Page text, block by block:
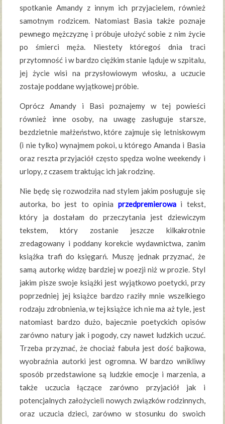
spotkanie Amandy z innym ich przyjacielem, również
samotnym rodzicem. Natomiast Basia także poznaje
pewnego mężczyznę i próbuje ułożyć sobie z nim życie
po śmierci męża. Niestety któregoś dnia traci
przytomność i w bardzo ciężkim stanie ląduje w szpitalu,
jej życie wisi na przysłowiowym włosku, a uczucie
zostaje poddane wyjątkowej próbie.
Oprócz Amandy i Basi poznajemy w tej powieści
również inne osoby, na uwagę zasługuje starsze,
bezdzietnie małżeństwo, które zajmuje się letniskowym
(i nie tylko) wynajmem pokoi, u którego Amanda i Basia
oraz reszta przyjaciół często spędza wolne weekendy i
urlopy, z czasem traktując ich jak rodzinę.
Nie będę się rozwodziła nad stylem jakim posługuje się
autorka, bo jest to opinia przedpremierowai tekst,
który ja dostałam do przeczytania jest dziewiczym
tekstem, który zostanie jeszcze kilkakrotnie
zredagowany i poddany korekcie wydawnictwa, zanim
książka trafi do księgarń. Muszę jednak przyznać, że
samą autorkę widzę bardziej w poezji niż w prozie. Styl
jakim pisze swoje książki jest wyjątkowo poetycki, przy
poprzedniej jej książce bardzo raziły mnie wszelkiego
rodzaju zdrobnienia, w tej książce ich nie ma aż tyle, jest
natomiast bardzo dużo, bajecznie poetyckich opisów
zarówno natury jak i pogody, czy nawet ludzkich uczuć.
Trzeba przyznać, że chociaż fabuła jest dość bajkowa,
wyobraźnia autorki jest ogromna. W bardzo wnikliwy
sposób przedstawione są ludzkie emocje i marzenia, a
także uczucia łączące zarówno przyjaciół jak i
potencjalnych założycieli nowych związków rodzinnych,
oraz uczucia dzieci, zarówno w stosunku do swoich